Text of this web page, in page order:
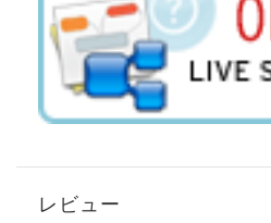
レビュー